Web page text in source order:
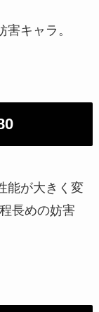
キャラ。
能が大きく変
長めの妨害